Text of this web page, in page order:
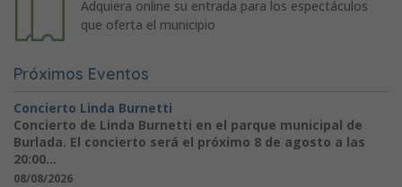
Adquiera online su entrada para los espectáculos
que oferta el municipio
Próximos Eventos
Concierto Linda Burnetti
Concierto de Linda Burnetti en el parque municipal de
Burlada. El concierto será el próximo 8 de agosto a las
20:00...
08/08/2026